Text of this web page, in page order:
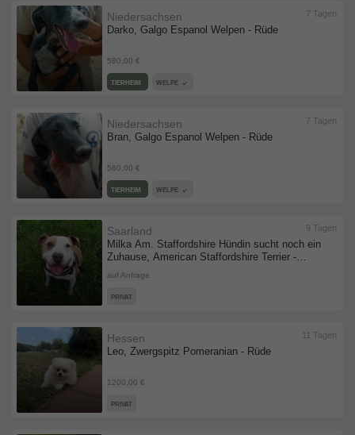
Darko, Galgo Espanol Welpen - Rüde
Niedersachsen
580,00 €
7 Tagen
TIERHEIM WELPE
Bran, Galgo Espanol Welpen - Rüde
Niedersachsen
580,00 €
7 Tagen
TIERHEIM WELPE
Milka Am. Staffordshire Hündin sucht noch ein
Zuhause, American Staffordshire Terrier -
Hündin
Saarland
auf Anfrage
9 Tagen
PRIVAT
Leo, Zwergspitz Pomeranian - Rüde
Hessen
1200,00 €
11 Tagen
PRIVAT